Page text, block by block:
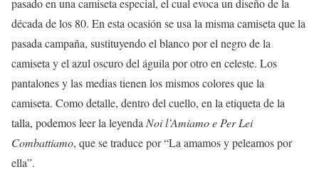
década de los 80. En esta ocasión se usa la misma camiseta que la
pasada campaña, sustituyendo el blanco por el negro de la
camiseta y el azul oscuro del águila por otro en celeste. Los
pantalones y las medias tienen los mismos colores que la
camiseta. Como detalle, dentro del cuello, en la etiqueta de la
talla, podemos leer la leyenda Noi l’Amiamo e Per Lei
Combattiamo, que se traduce por “La amamos y peleamos por
ella”.